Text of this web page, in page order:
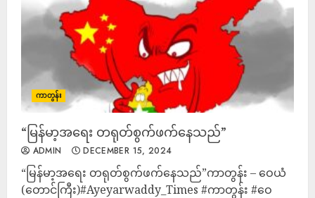
ကာတွန်း
“မြန်မာ့အရေး တရုတ်စွက်ဖက်နေသည်”
ADMIN DECEMBER 15, 2024
“မြန်မာ့အရေး တရုတ်စွက်ဖက်နေသည်”ကာတွန်း – ‌ဝေယံ
(တောင်ကြီး)#Ayeyarwaddy_Times #ကာတွန်း #‌ဝေ